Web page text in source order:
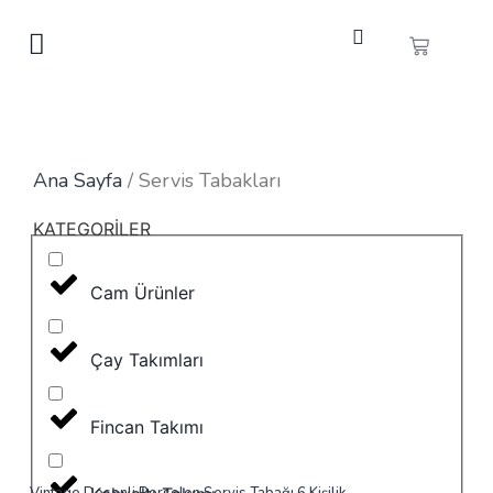
Ana Sayfa / Servis Tabakları
KATEGORİLER
Cam Ürünler
Çay Takımları
Fincan Takımı